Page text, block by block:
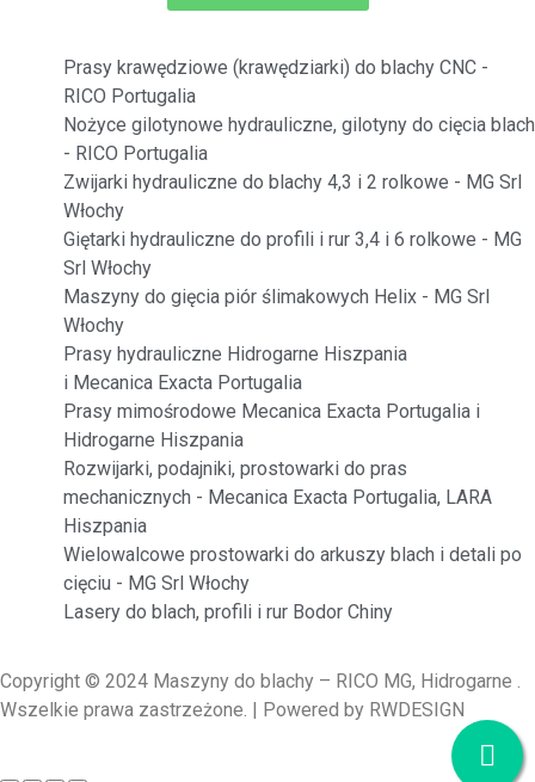
Prasy krawędziowe (krawędziarki) do blachy CNC -
RICO Portugalia
Nożyce gilotynowe hydrauliczne, gilotyny do cięcia blach
- RICO Portugalia
Zwijarki hydrauliczne do blachy 4,3 i 2 rolkowe - MG Srl
Włochy
Giętarki hydrauliczne do profili i rur 3,4 i 6 rolkowe - MG
Srl Włochy
Maszyny do gięcia piór ślimakowych Helix - MG Srl
Włochy
Prasy hydrauliczne Hidrogarne Hiszpania
i Mecanica Exacta Portugalia
Prasy mimośrodowe Mecanica Exacta Portugalia i
Hidrogarne Hiszpania
Rozwijarki, podajniki, prostowarki do pras
mechanicznych - Mecanica Exacta Portugalia, LARA
Hiszpania
Wielowalcowe prostowarki do arkuszy blach i detali po
cięciu - MG Srl Włochy
Lasery do blach, profili i rur Bodor Chiny
Copyright © 2024 Maszyny do blachy – RICO MG, Hidrogarne .
Wszelkie prawa zastrzeżone. | Powered by RWDESIGN